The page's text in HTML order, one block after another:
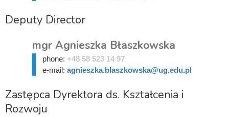
Deputy Director
mgr Agnieszka Błaszkowska
phone: +48 58 523 14 97
e-mail: agnieszka.blaszkowska@ug.edu.pl
Zastępca Dyrektora ds. Kształcenia i
Rozwoju